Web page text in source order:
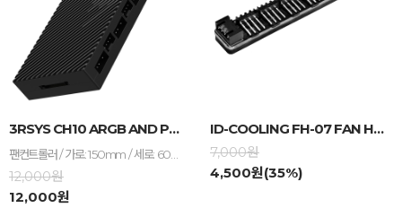
3RSYS CH10 ARGB AND PWM HUB
12,000원
12,000원
ID-COOLING FH-07 FAN HUB
7,000원
4,500원(35%)